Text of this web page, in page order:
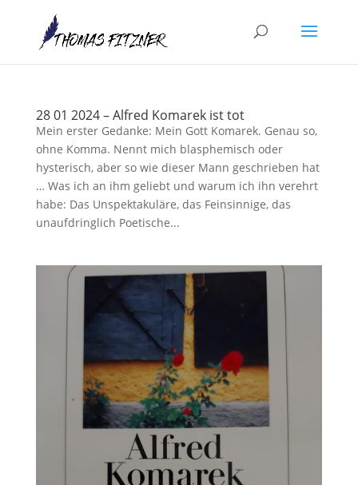
28 01 2024 – Alfred Komarek ist tot
Mein erster Gedanke: Mein Gott Komarek. Genau so,
ohne Komma. Nennt mich blasphemisch oder
hysterisch, aber so wie dieser Mann geschrieben hat
… Was ich an ihm geliebt und warum ich ihn verehrt
habe: Das Unspektakuläre, das Feinsinnige, das
unaufdringlich Poetische...